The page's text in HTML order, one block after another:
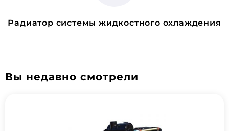
Радиатор системы жидкостного охлаждения
Вы недавно смотрели